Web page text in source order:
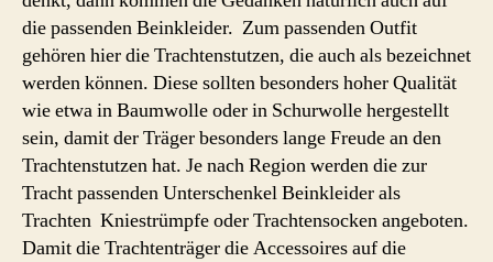
die passenden Beinkleider. Zum passenden Outfit
gehören hier die Trachtenstutzen, die auch als bezeichnet
werden können. Diese sollten besonders hoher Qualität
wie etwa in Baumwolle oder in Schurwolle hergestellt
sein, damit der Träger besonders lange Freude an den
Trachtenstutzen hat. Je nach Region werden die zur
Tracht passenden Unterschenkel Beinkleider als
Trachten Kniestrümpfe oder Trachtensocken angeboten.
Damit die Trachtenträger die Accessoires auf die